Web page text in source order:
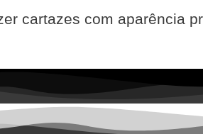
cartazes com aparência